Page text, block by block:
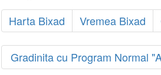
Harta Bixad
Vremea Bixad
Gradinita cu Program Normal